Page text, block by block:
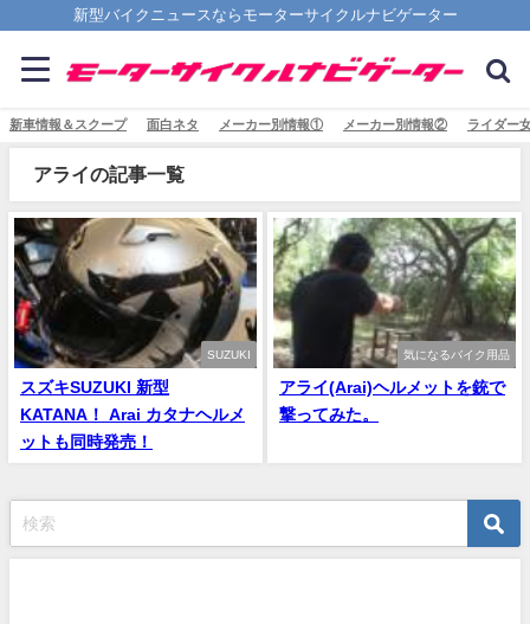
新型バイクニュースならモーターサイクルナビゲーター
新車情報＆スクープ 面白ネタ メーカー別情報① メーカー別情報② ライダー
アライの記事一覧
SUZUKI
スズキSUZUKI 新型
KATANA！ Arai カタナヘルメ
ットも同時発売！
気になるバイク用品
アライ(Arai)ヘルメットを銃で
撃ってみた。